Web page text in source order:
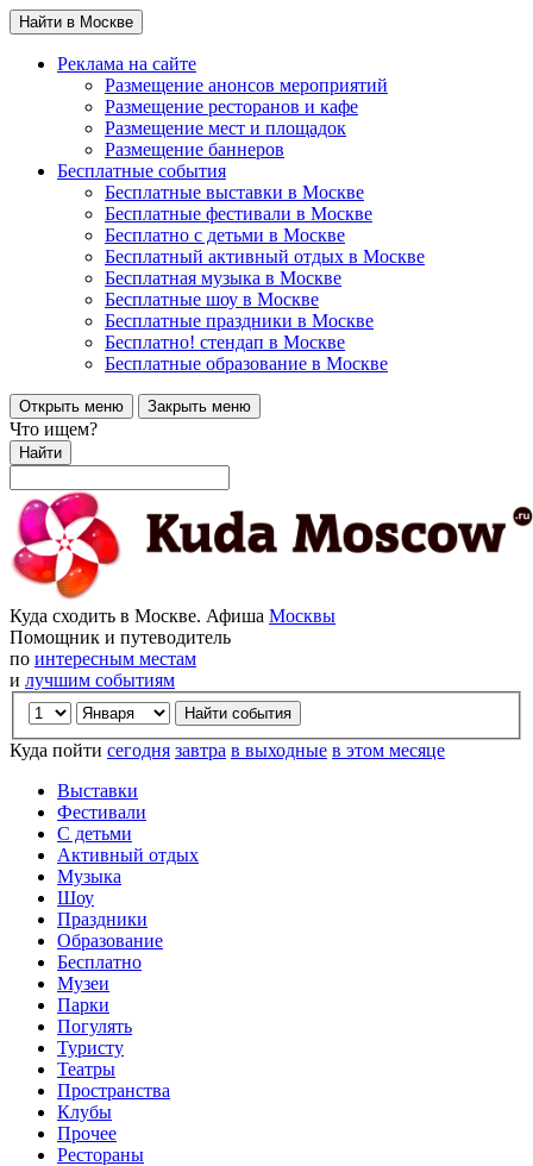
Найти в Москве
Реклама на сайте
Размещение анонсов мероприятий
Размещение ресторанов и кафе
Размещение мест и площадок
Размещение баннеров
Бесплатные события
Бесплатные выставки в Москве
Бесплатные фестивали в Москве
Бесплатно с детьми в Москве
Бесплатный активный отдых в Москве
Бесплатная музыка в Москве
Бесплатные шоу в Москве
Бесплатные праздники в Москве
Бесплатно! стендап в Москве
Бесплатные образование в Москве
Открыть меню Закрыть меню
Что ищем?
Найти
Куда сходить в Москве. Афиша Москвы
Помощник и путеводитель
по интересным местам
и лучшим событиям
Куда пойти сегодня завтра в выходные в этом месяце
Выставки
Фестивали
С детьми
Активный отдых
Музыка
Шоу
Праздники
Образование
Бесплатно
Музеи
Парки
Погулять
Туристу
Театры
Пространства
Клубы
Прочее
Рестораны